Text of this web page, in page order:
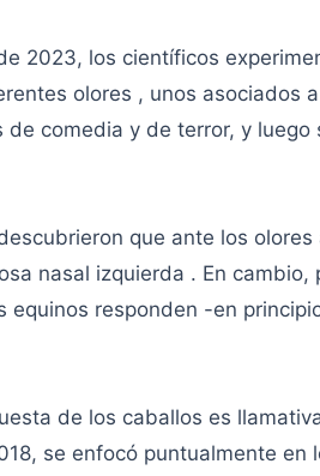
2023, los científicos
olores , unos asociados
de comedia y de terror, y
que ante los
nasal izquierda . En
equinos responden -en
de los caballos es
se enfocó puntualmente